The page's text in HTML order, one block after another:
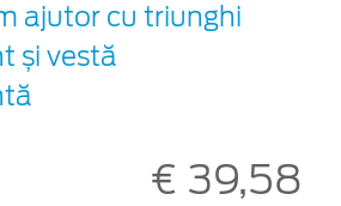
ajutor cu triunghi
și vestă
€ 39,58